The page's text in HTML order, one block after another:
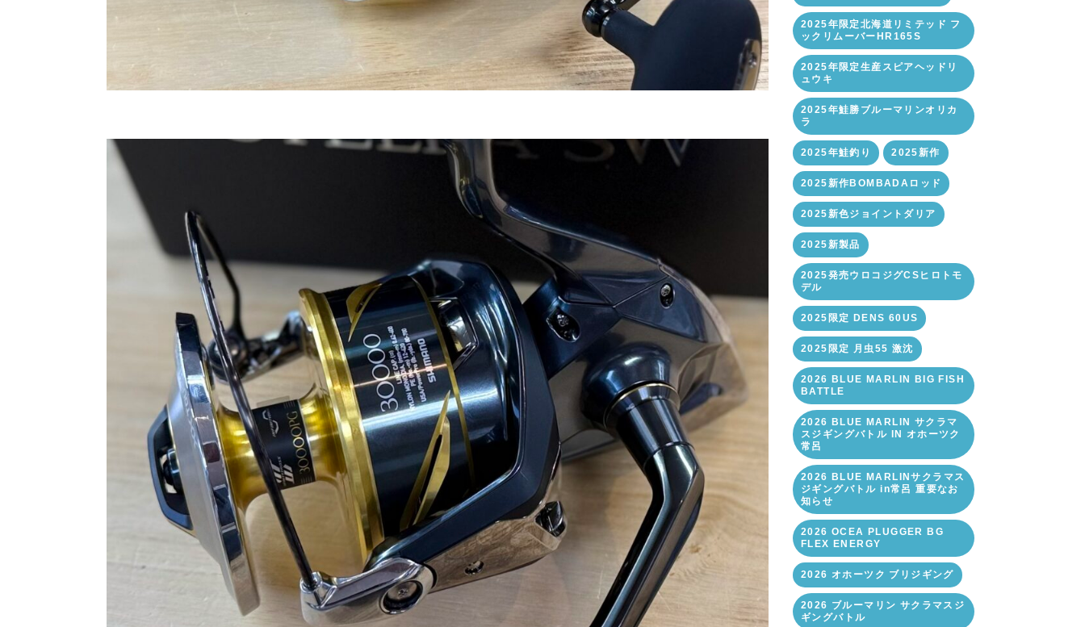
2025年限定北海道リミテッド フ
ックリムーバーHR165S
2025年限定生産スピアヘッドリ
ュウキ
2025年鮭勝ブルーマリンオリカ
ラ
2025年鮭釣り 2025新作
2025新作BOMBADAロッド
2025新色ジョイントダリア
2025新製品
2025発売ウロコジグCSヒロトモ
デル
2025限定 DENS 60US
2025限定 月虫55 激沈
2026 BLUE MARLIN BIG FISH
BATTLE
2026 BLUE MARLIN サクラマ
スジギングバトル IN オホーツク
常呂
2026 BLUE MARLINサクラマス
ジギングバトル in常呂 重要なお
知らせ
2026 OCEA PLUGGER BG
FLEX ENERGY
2026 オホーツク ブリジギング
2026 ブルーマリン サクラマスジ
ギングバトル